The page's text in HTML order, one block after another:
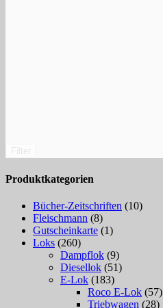
Produktkategorien
Bücher-Zeitschriften (10)
Fleischmann (8)
Gutscheinkarte (1)
Loks (260)
Dampflok (9)
Diesellok (51)
E-Lok (183)
Roco E-Lok (57)
Triebwagen (28)